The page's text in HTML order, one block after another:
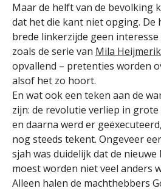
Maar de helft van de bevolking
dat het die kant niet opging. De
brede linkerzijde geen
zoals de serie van Mila
opvallend – pretenties worden
alsof het zo hoort.
En wat ook een teken aan de
zijn: de revolutie verliep in
en daarna werd er
nog steeds tekent. Ongeveer
sjah was duidelijk dat de
moest worden niet veel anders
Alleen halen de machthebbers